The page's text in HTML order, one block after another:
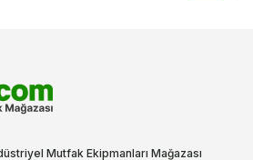
Mutfak Ekipmanları Mağazası